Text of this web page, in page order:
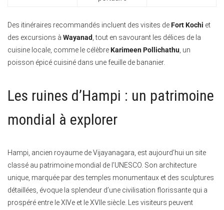
Des itinéraires recommandés incluent des visites deFort Kochi et
des excursions à Wayanad , tout en savourant les délices de la
cuisine locale, comme le célèbreKarimeen Pollichathu , un
poisson épicé cuisiné dans une feuille de bananier.
Les ruines d’Hampi : un patrimoine
mondial à explorer
Hampi, ancien royaume de Vijayanagara, est aujourd’hui un site
classé au patrimoine mondial de l’UNESCO. Son architecture
unique, marquée par des temples monumentaux et des sculptures
détaillées, évoque la splendeur d’une civilisation florissante qui a
prospéré entre le XIVe et le XVIIe siècle. Les visiteurs peuvent